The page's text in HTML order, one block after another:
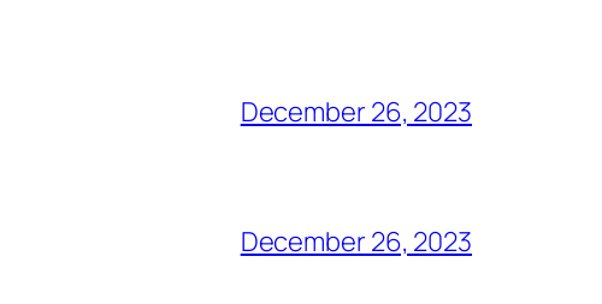
December 26, 2023
December 26, 2023